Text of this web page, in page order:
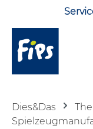
Zum Hauptinhalt
Dies&Das